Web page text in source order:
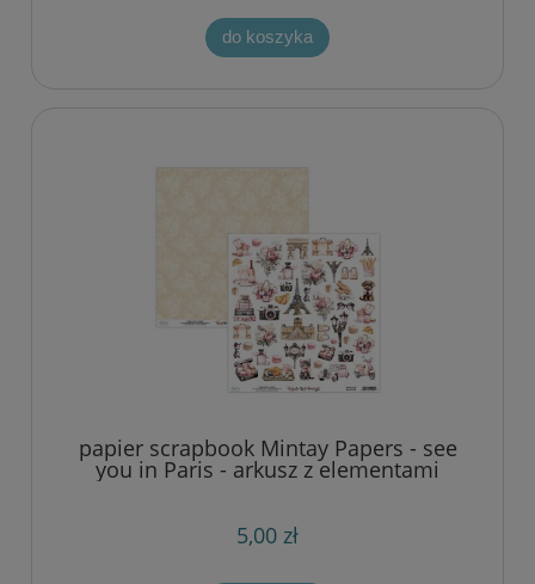
do koszyka
papier scrapbook Mintay Papers - see
you in Paris - arkusz z elementami
5,00 zł